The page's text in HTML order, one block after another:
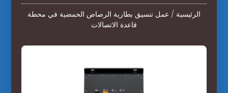
الرئيسية / عمل تنسيق بطارية الرصاص الحمضية في محطة
قاعدة الاتصالات